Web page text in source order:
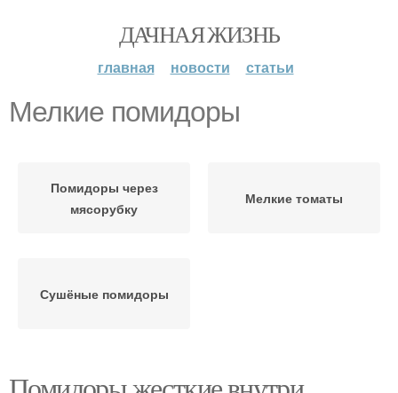
ДАЧНАЯ ЖИЗНЬ
главная новости статьи
Мелкие помидоры
Помидоры через
мясорубку
Мелкие томаты
Сушёные помидоры